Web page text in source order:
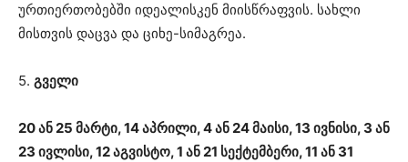
ურთიერთობებში იდეალისკენ მიისწრაფვის. სახლი
მისთვის დაცვა და ციხე-სიმაგრეა.
5. გველი
20 ან 25 მარტი, 14 აპრილი, 4 ან 24 მაისი, 13 ივნისი, 3 ან
23 ივლისი, 12 აგვისტო, 1 ან 21 სექტემბერი, 11 ან 31